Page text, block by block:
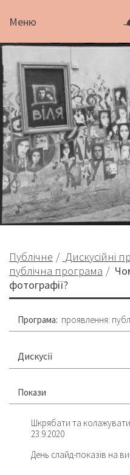
Меню
Публічне Дискусійні
публічна програма
фотографії?
Програма: проявлення:
Дискусії
Покази
Шкрябати та
23.9.2020
День слайд-показів на